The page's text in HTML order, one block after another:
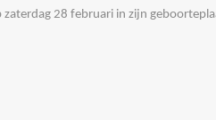
28 februari in zijn